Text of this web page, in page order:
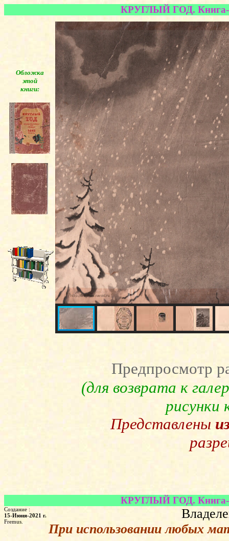
КРУГЛЫЙ ГОД. Книга-
Обложка
этой
книги:
◄
Предпросмотр
(для возврата к
Представлены
КРУГЛЫЙ ГОД. Книга-
Создание :
15-Июня-2021 г.
Fremus.
При использовании любых